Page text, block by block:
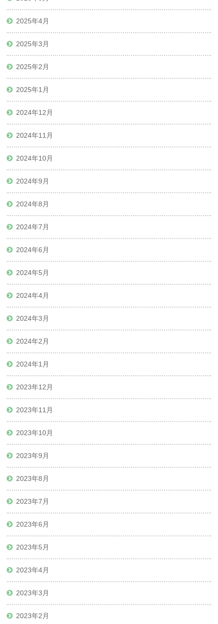
2025年4月
2025年3月
2025年2月
2025年1月
2024年12月
2024年11月
2024年10月
2024年9月
2024年8月
2024年7月
2024年6月
2024年5月
2024年4月
2024年3月
2024年2月
2024年1月
2023年12月
2023年11月
2023年10月
2023年9月
2023年8月
2023年7月
2023年6月
2023年5月
2023年4月
2023年3月
2023年2月